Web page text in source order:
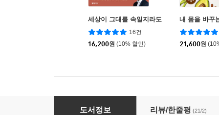
세상이 그대를 속일지라도
16건
16,200원 (10% 할인)
내 몸을 바꾸
21,600원
세상에 나쁜 사춘기는 없다
도서정보 리뷰/한줄평 (21/2)